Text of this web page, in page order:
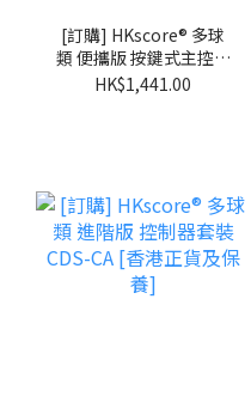
[訂購] HKscore® 多球
類 便攜版 按鍵式主控制
器 CSB-CP [香港正貨及
HK$1,441.00